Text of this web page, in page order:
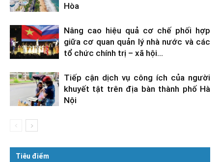
Hòa
Nâng cao hiệu quả cơ chế phối hợp
giữa cơ quan quản lý nhà nước và các
tổ chức chính trị – xã hội...
Tiếp cận dịch vụ công ích của người
khuyết tật trên địa bàn thành phố Hà
Nội
Tiêu điểm